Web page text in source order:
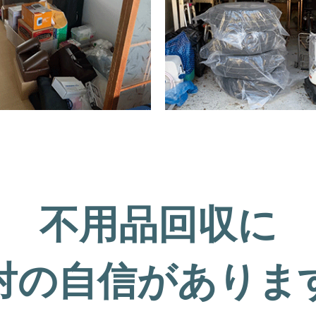
不用品回収に
の自信がありま